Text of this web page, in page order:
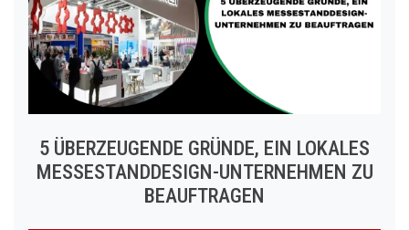
5 ÜBERZEUGENDE GRÜNDE, EIN LOKALES
MESSESTANDDESIGN-UNTERNEHMEN ZU
BEAUFTRAGEN